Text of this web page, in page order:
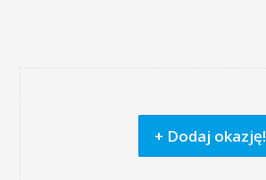
+ Dodaj okazję!